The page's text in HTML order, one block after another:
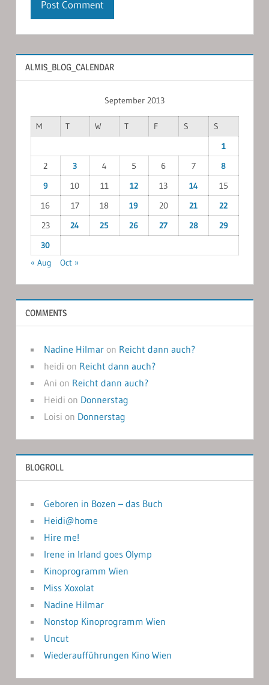
ALMIS_BLOG_CALENDAR
September 2013
M T W T F S
S
1
2
3 4 5 6 7
8
9
10 11 12 13 14
15
16
17 18 19 20 21
22
23
24 25 26 27 28
29
30
« Aug
Oct »
COMMENTS
Nadine Hilmaron Reicht dann auch?
heidi on Reicht dann auch?
Ani on Reicht dann auch?
Heidi on Donnerstag
Loisi on Donnerstag
BLOGROLL
Geboren in Bozen – das Buch
Heidi@home
Hire me!
Irene in Irland goes Olymp
Kinoprogramm Wien
Miss Xoxolat
Nadine Hilmar
Nonstop Kinoprogramm Wien
Uncut
Wiederaufführungen Kino Wien